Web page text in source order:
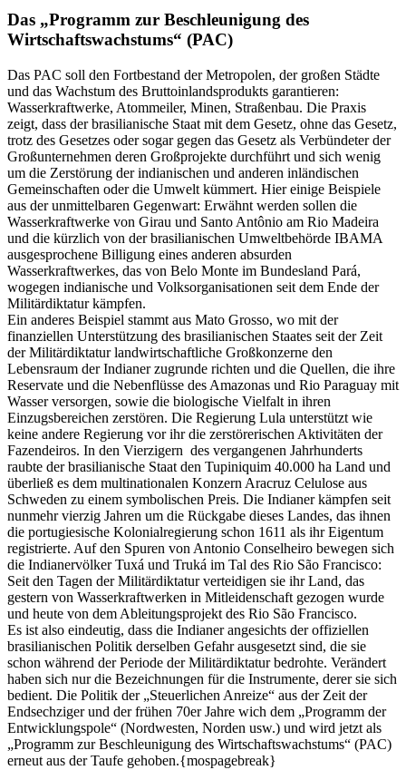
Das „Programm zur Beschleunigung des
Wirtschaftswachstums“ (PAC)
Das PAC soll den Fortbestand der Metropolen, der großen Städte
und das Wachstum des Bruttoinlandsprodukts garantieren:
Wasserkraftwerke, Atommeiler, Minen, Straßenbau. Die Praxis
zeigt, dass der brasilianische Staat mit dem Gesetz, ohne das Gesetz,
trotz des Gesetzes oder sogar gegen das Gesetz als Verbündeter der
Großunternehmen deren Großprojekte durchführt und sich wenig
um die Zerstörung der indianischen und anderen inländischen
Gemeinschaften oder die Umwelt kümmert. Hier einige Beispiele
aus der unmittelbaren Gegenwart: Erwähnt werden sollen die
Wasserkraftwerke von Girau und Santo Antônio am Rio Madeira
und die kürzlich von der brasilianischen Umweltbehörde IBAMA
ausgesprochene Billigung eines anderen absurden
Wasserkraftwerkes, das von Belo Monte im Bundesland Pará,
wogegen indianische und Volksorganisationen seit dem Ende der
Militärdiktatur kämpfen.
Ein anderes Beispiel stammt aus Mato Grosso, wo mit der
finanziellen Unterstützung des brasilianischen Staates seit der Zeit
der Militärdiktatur landwirtschaftliche Großkonzerne den
Lebensraum der Indianer zugrunde richten und die Quellen, die ihre
Reservate und die Nebenflüsse des Amazonas und Rio Paraguay mit
Wasser versorgen, sowie die biologische Vielfalt in ihren
Einzugsbereichen zerstören. Die Regierung Lula unterstützt wie
keine andere Regierung vor ihr die zerstörerischen Aktivitäten der
Fazendeiros. In den Vierzigern des vergangenen Jahrhunderts
raubte der brasilianische Staat den Tupiniquim 40.000 ha Land und
überließ es dem multinationalen Konzern Aracruz Celulose aus
Schweden zu einem symbolischen Preis. Die Indianer kämpfen seit
nunmehr vierzig Jahren um die Rückgabe dieses Landes, das ihnen
die portugiesische Kolonialregierung schon 1611 als ihr Eigentum
registrierte. Auf den Spuren von Antonio Conselheiro bewegen sich
die Indianervölker Tuxá und Truká im Tal des Rio São Francisco:
Seit den Tagen der Militärdiktatur verteidigen sie ihr Land, das
gestern von Wasserkraftwerken in Mitleidenschaft gezogen wurde
und heute von dem Ableitungsprojekt des Rio São Francisco.
Es ist also eindeutig, dass die Indianer angesichts der offiziellen
brasilianischen Politik derselben Gefahr ausgesetzt sind, die sie
schon während der Periode der Militärdiktatur bedrohte. Verändert
haben sich nur die Bezeichnungen für die Instrumente, derer sie sich
bedient. Die Politik der „Steuerlichen Anreize“ aus der Zeit der
Endsechziger und der frühen 70er Jahre wich dem „Programm der
Entwicklungspole“ (Nordwesten, Norden usw.) und wird jetzt als
„Programm zur Beschleunigung des Wirtschaftswachstums“ (PAC)
erneut aus der Taufe gehoben.{mospagebreak}